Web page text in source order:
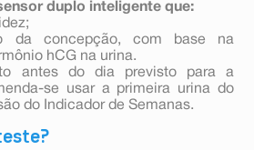
duplo inteligente que:
da concepção, com base na
hCG na urina.
antes do dia previsto para a
se usar a primeira urina do
do Indicador de Semanas.